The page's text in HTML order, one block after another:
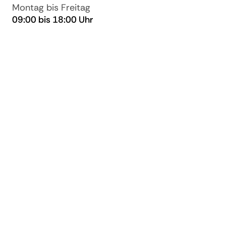
Montag bis Freitag
09:00 bis 18:00 Uhr